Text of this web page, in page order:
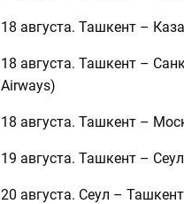
18 августа. Ташкент –
18 августа. Ташкент –
Airways)
18 августа. Ташкент –
19 августа. Ташкент –
20 августа. Сеул –